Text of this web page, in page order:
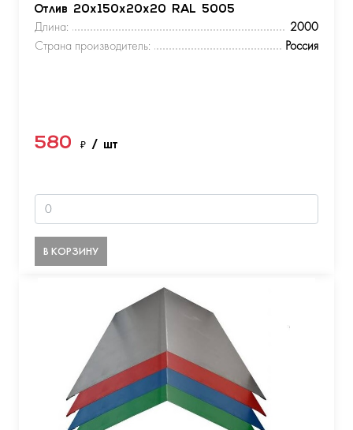
Отлив 20х150х20х20 RAL 5005
Длина:
2000
Страна производитель:
Россия
580 ₽ / шт
В КОРЗИНУ